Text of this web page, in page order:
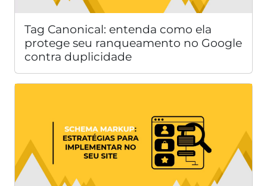
Tag Canonical: entenda como ela
protege seu ranqueamento no Google
contra duplicidade